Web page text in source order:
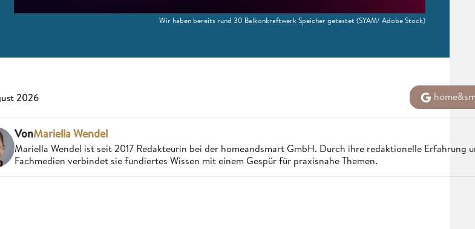
Wir haben bereits rund 30 Balkonkraftwerk Speicher getestet (SYAM/ Adobe Stock)
2026
VonMariella Wendel
Mariella Wendel ist seit 2017 Redakteurin bei der homeandsmart GmbH. Durch ihre redaktionelle Erfahrung
Fachmedien verbindet sie fundiertes Wissen mit einem Gespür für praxisnahe Themen.